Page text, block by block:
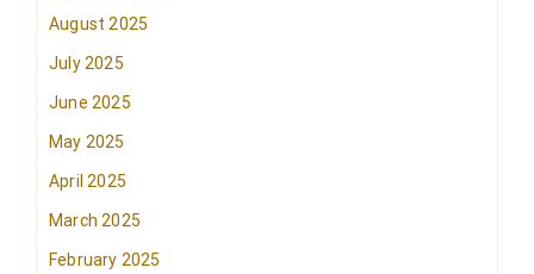
August 2025
July 2025
June 2025
May 2025
April 2025
March 2025
February 2025